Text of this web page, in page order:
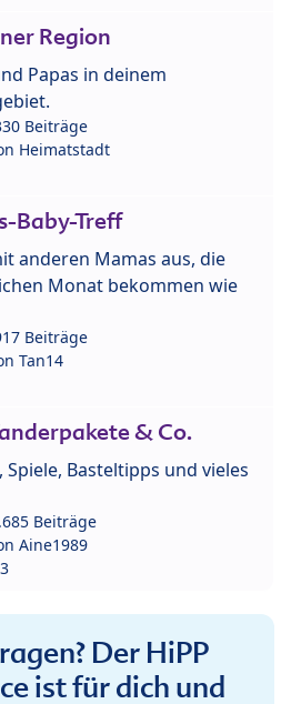
Region
Papas in deinem
Beiträge
Heimatstadt
Baby-Treff
anderen Mamas aus, die
Monat bekommen wie
Beiträge
Tan14
& Co.
Spiele, Basteltipps und vieles
Beiträge
Aine1989
Der HiPP
ist für dich und